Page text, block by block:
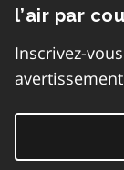
l’air par
Inscrivez-